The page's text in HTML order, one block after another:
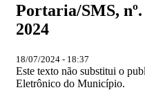
Portaria/SMS,
2024
18/07/2024 - 18:37
Este texto não substitui o
Eletrônico do Município.